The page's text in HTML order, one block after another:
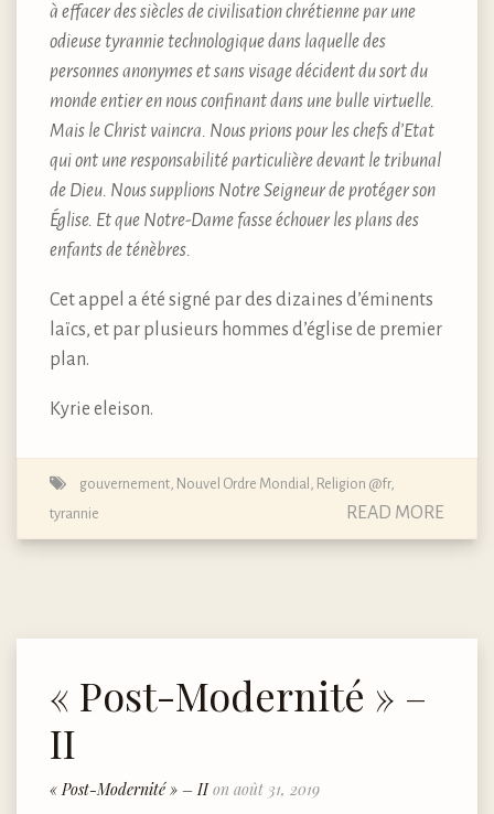
à effacer des siècles de civilisation chrétienne par une
odieuse tyrannie technologique dans laquelle des
personnes anonymes et sans visage décident du sort du
monde entier en nous confinant dans une bulle virtuelle.
Mais le Christ vaincra. Nous prions pour les chefs d’Etat
qui ont une responsabilité particulière devant le tribunal
de Dieu. Nous supplions Notre Seigneur de protéger son
Église. Et que Notre-Dame fasse échouer les plans des
enfants de ténèbres.
Cet appel a été signé par des dizaines d’éminents
laïcs, et par plusieurs hommes d’église de premier
plan.
Kyrie eleison.
gouvernement Nouvel Ordre Mondial Religion @fr,
tyrannie
READ MORE
« Post-Modernité » –
II
« Post-Modernité » – IIon août 31, 2019